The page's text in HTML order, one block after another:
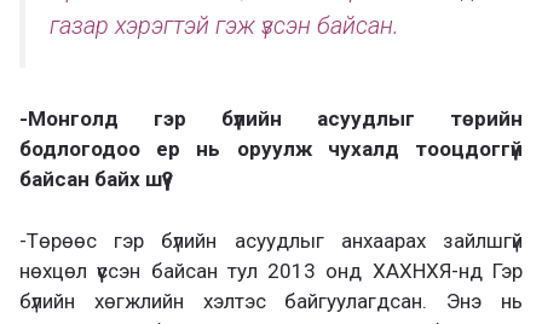
газар хэрэгтэй гэж үзсэн байсан.
-Монголд гэр бүлийн асуудлыг төрийн
бодлогодоо ер нь оруулж чухалд тооцдоггүй
байсан байх шүү?
-Төрөөс гэр бүлийн асуудлыг анхаарах зайлшгүй
нөхцөл үүссэн байсан тул 2013 онд ХАХНХЯ-нд Гэр
бүлийн хөгжлийн хэлтэс байгуулагдсан. Энэ нь